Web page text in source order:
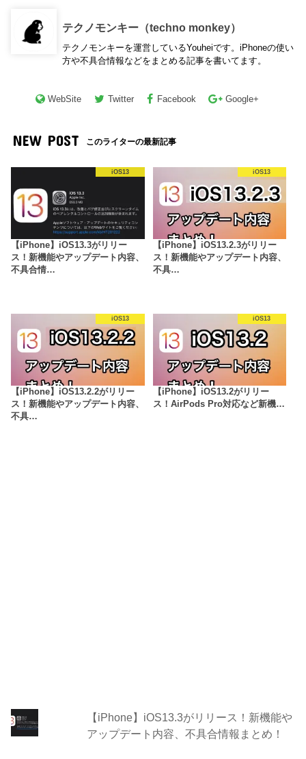
テクノモンキー（techno monkey）
テクノモンキーを運営しているYouheiです。iPhoneの使い
方や不具合情報などをまとめる記事を書いてます。
WebSite Twitter Facebook Google+
NEW POST このライターの最新記事
iOS13
【iPhone】iOS13.3がリリー
ス！新機能やアップデート内容、
不具合情…
iOS13
【iPhone】iOS13.2.3がリリー
ス！新機能やアップデート内容、
不具…
iOS13
【iPhone】iOS13.2.2がリリー
ス！新機能やアップデート内容、
不具…
iOS13
【iPhone】iOS13.2がリリー
ス！AirPods Pro対応など新機…
【iPhone】iOS13.3がリリース！新機能や
アップデート内容、不具合情報まとめ！